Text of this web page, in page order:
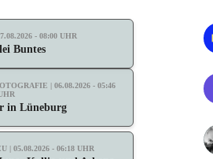
- 08:00 UHR
Buntes
| 06.08.2026 - 05:46
in Lüneburg
| 05.08.2026 - 06:18 UHR